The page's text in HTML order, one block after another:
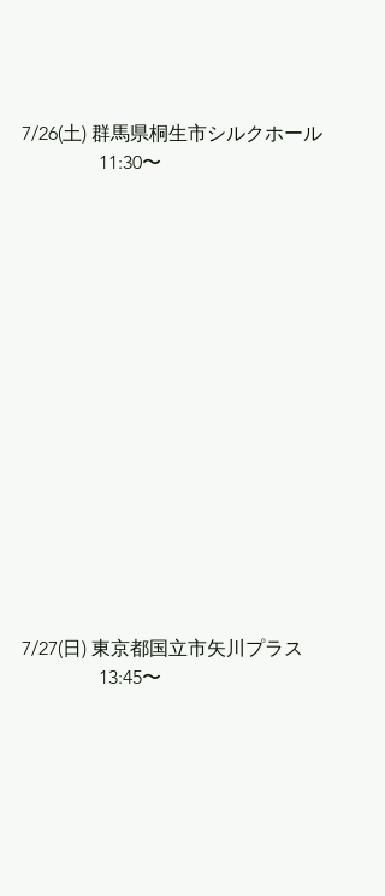
7/26(土) 群馬県桐生市シルクホール
11:30〜
7/27(日) 東京都国立市矢川プラス
13:45〜